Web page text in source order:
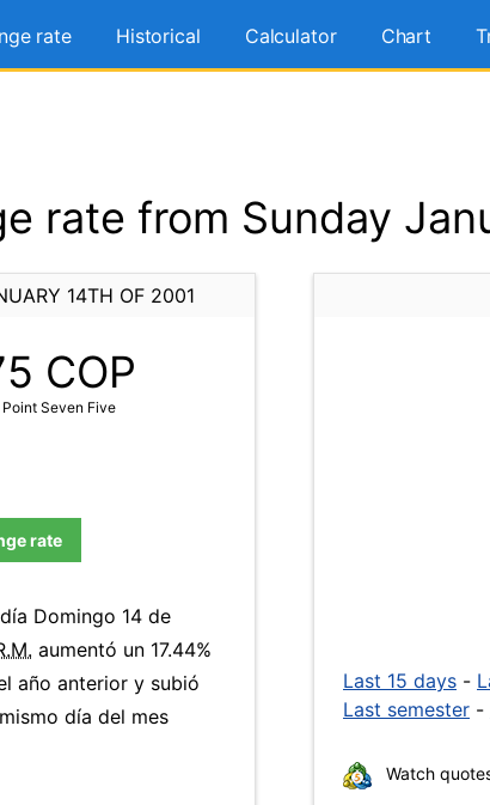
rate Historical Calculator Chart
rate from Sunday
14TH OF 2001
COP
Seven Five
rate
Domingo 14 de
aumentó un 17.44%
año anterior y subió
día del mes
Last 15 days -
Last semester -
Watch